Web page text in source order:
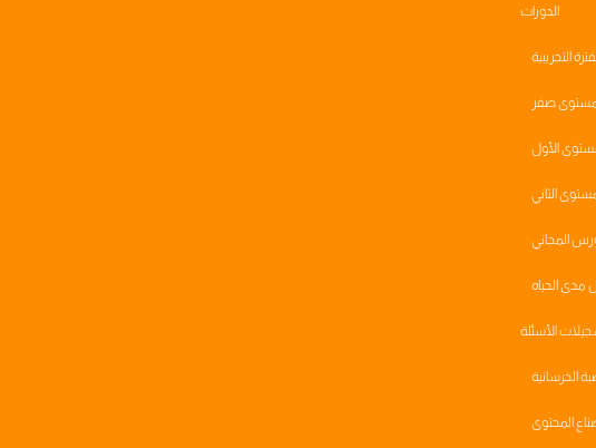
الدورات
التجريبية
صفر
الأول
الثاني
المجاني
مدى الحياه
الأسئلة
الخرسانية
المحتوى